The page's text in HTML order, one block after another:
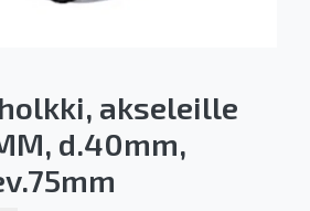
akseleille
d.40mm,